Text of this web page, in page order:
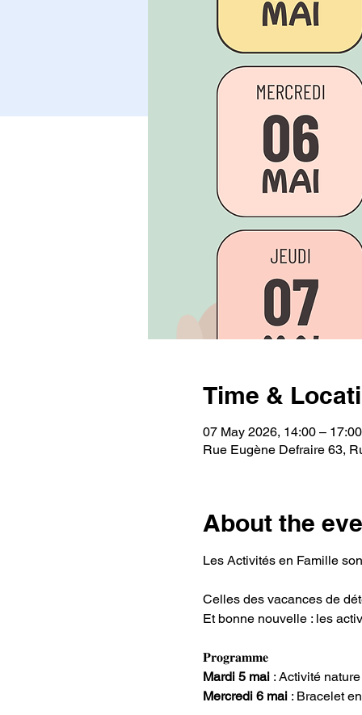
Time &
07 May 2026, 14:00 – 17:00
Rue Eugène Defraire 63,
About the
Les Activités en Famille
Celles des vacances de
Et bonne nouvelle : les
𝐏𝐫𝐨𝐠𝐫𝐚𝐦𝐦𝐞
Mardi 5 mai : Activité
Mercredi 6 mai : Bracelet